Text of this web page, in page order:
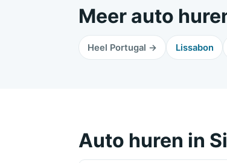
Meer auto
Heel Portugal → Lissabon
Auto huren in